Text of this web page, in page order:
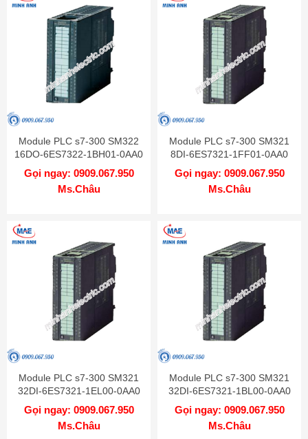
Module PLC s7-300 SM322
16DO-6ES7322-1BH01-0AA0
Gọi ngay: 0909.067.950
Ms.Châu
Module PLC s7-300 SM321
8DI-6ES7321-1FF01-0AA0
Gọi ngay: 0909.067.950
Ms.Châu
Module PLC s7-300 SM321
32DI-6ES7321-1EL00-0AA0
Gọi ngay: 0909.067.950
Ms.Châu
Module PLC s7-300 SM321
32DI-6ES7321-1BL00-0AA0
Gọi ngay: 0909.067.950
Ms.Châu